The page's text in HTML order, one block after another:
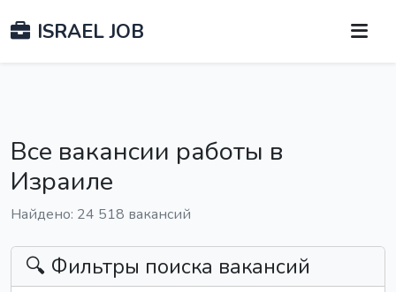
ISRAEL JOB
Все вакансии работы в
Израиле
Найдено: 24 518 вакансий
🔍 Фильтры поиска вакансий